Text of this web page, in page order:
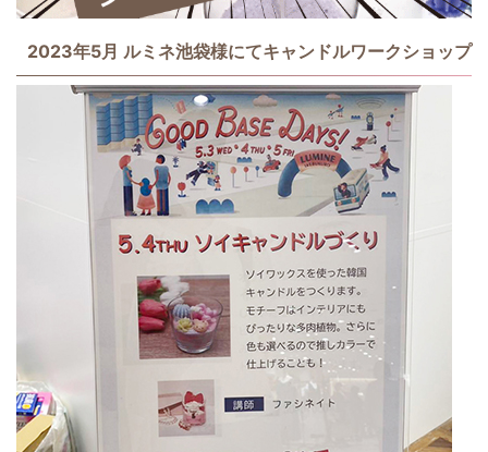
2023年5月 ルミネ池袋様にてキャンドルワークショップ